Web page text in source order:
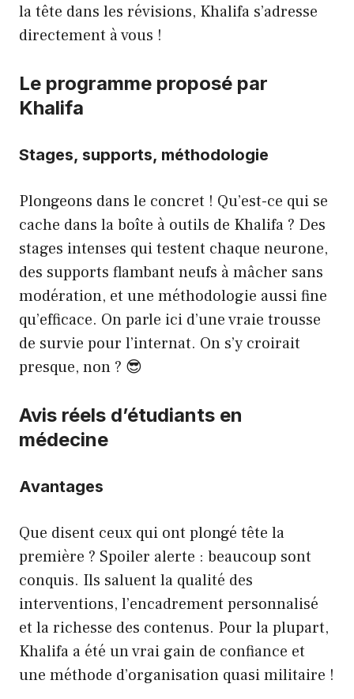
la tête dans les révisions, Khalifa s’adresse
directement à vous !
Le programme proposé par
Khalifa
Stages, supports, méthodologie
Plongeons dans le concret ! Qu’est-ce qui se
cache dans la boîte à outils de Khalifa ? Des
stages intenses qui testent chaque neurone,
des supports flambant neufs à mâcher sans
modération, et une méthodologie aussi fine
qu’efficace. On parle ici d’une vraie trousse
de survie pour l’internat. On s’y croirait
presque, non ? 😎
Avis réels d’étudiants en
médecine
Avantages
Que disent ceux qui ont plongé tête la
première ? Spoiler alerte : beaucoup sont
conquis. Ils saluent la qualité des
interventions, l’encadrement personnalisé
et la richesse des contenus. Pour la plupart,
Khalifa a été un vrai gain de confiance et
une méthode d’organisation quasi militaire !